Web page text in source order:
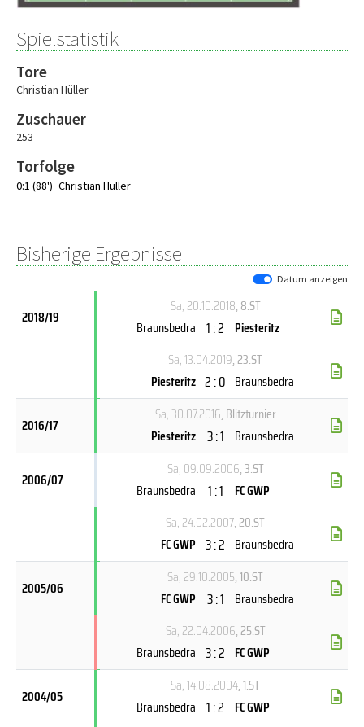
Spielstatistik
Tore
Christian Hüller
Zuschauer
253
Torfolge
0:1 (88') Christian Hüller
Bisherige Ergebnisse
Datum anzeigen
2018/19
Sa, 20.10.2018, 8.ST
Braunsbedra 1 : 2 Piesteritz
Sa, 13.04.2019, 23.ST
Piesteritz 2 : 0 Braunsbedra
2016/17
Sa, 30.07.2016, Blitzturnier
Piesteritz 3 : 1 Braunsbedra
2006/07
Sa, 09.09.2006, 3.ST
Braunsbedra
1 : 1
FC GWP
Sa, 24.02.2007, 20.ST
FC GWP 3 : 2 Braunsbedra
2005/06
Sa, 29.10.2005, 10.ST
FC GWP 3 : 1 Braunsbedra
Sa, 22.04.2006, 25.ST
Braunsbedra 3 : 2 FC GWP
2004/05
Sa, 14.08.2004, 1.ST
Braunsbedra 1 : 2 FC GWP